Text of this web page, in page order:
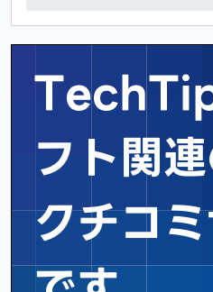
フト関
クチコ